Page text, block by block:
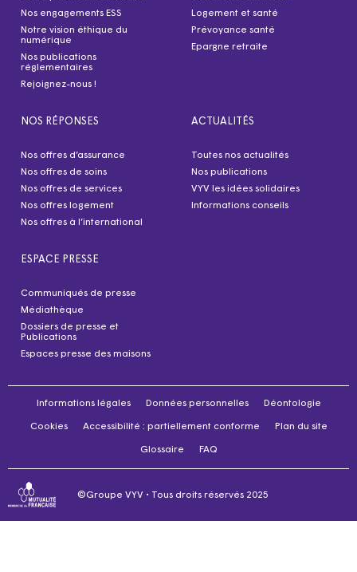
Nos engagements ESS
Notre vision éthique du
numérique
Nos publications
réglementaires
Rejoignez-nous !
Logement et santé
Prévoyance santé
Epargne retraite
NOS RÉPONSES
Nos offres d’assurance
Nos offres de soins
Nos offres de services
Nos offres logement
Nos offres à l’international
ACTUALITÉS
Toutes nos actualités
Nos publications
VYV les idées solidaires
Informations conseils
ESPACE PRESSE
Communiqués de presse
Médiathèque
Dossiers de presse et
Publications
Espaces presse des maisons
Informations légales Données personnelles Déontologie
Cookies Accessibilité : partiellement conforme Plan du site
Glossaire FAQ
©Groupe VYV • Tous droits réservés 2025